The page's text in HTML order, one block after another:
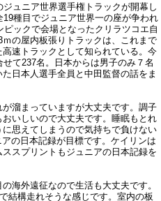
ュニア世界選手権トラックが開幕し
種目でジュニア世界一の座が争われ
ックで会場となったクリラツコエ自
の屋内板張りトラックは、これまで
速トラックとして知られている。今
て237名。日本からは男子のみ７名
日本人選手全員と中田監督の話をま
溜まっていますが大丈夫です。調子
いしいので大丈夫です。睡眠もとれ
思えてしまうので気持ちで負けない
の日本記録が目標です。ケイリンは
スプリントもジュニアの日本記録を
海外遠征なので生活も大丈夫です。
結構走れそうな感じです。室内の板